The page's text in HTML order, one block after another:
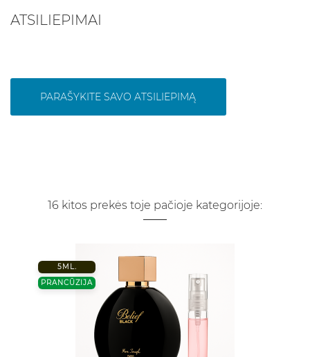
ATSILIEPIMAI
PARAŠYKITE SAVO ATSILIEPIMĄ
16 kitos prekės toje pačioje kategorijoje:
5ML.
PRANCŪZIJA